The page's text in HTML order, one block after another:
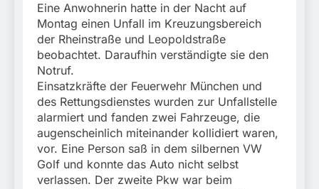
Eine Anwohnerin hatte in der Nacht auf
Montag einen Unfall im Kreuzungsbereich
der Rheinstraße und Leopoldstraße
beobachtet. Daraufhin verständigte sie den
Notruf.
Einsatzkräfte der Feuerwehr München und
des Rettungsdienstes wurden zur Unfallstelle
alarmiert und fanden zwei Fahrzeuge, die
augenscheinlich miteinander kollidiert waren,
vor. Eine Person saß in dem silbernen VW
Golf und konnte das Auto nicht selbst
verlassen. Der zweite Pkw war beim